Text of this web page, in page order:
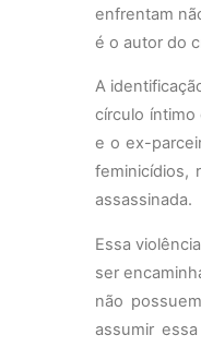
enfrentam
é o autor do
A
círculo íntimo
e o ex-
feminicídios,
assassinada.
Essa
ser
não
assumir